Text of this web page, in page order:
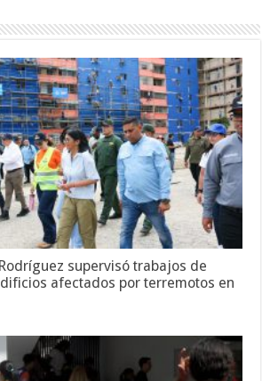
supervisó trabajos de
afectados por terremotos en